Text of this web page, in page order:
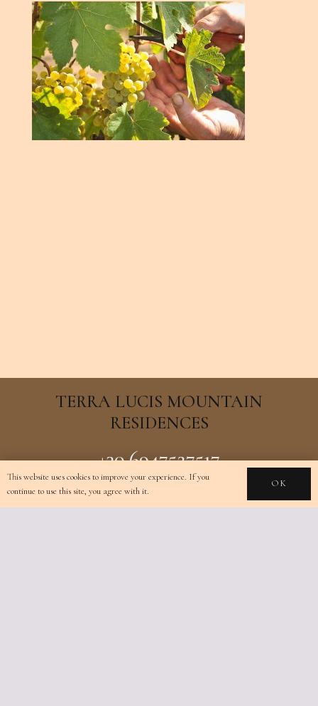
TERRA LUCIS MOUNTAIN
RESIDENCES
+30 6947527517
Limnionas, Zakynthos,
Greece
This website uses cookies to improve your experience. If you
continue to use this site, you agree with it.
OK